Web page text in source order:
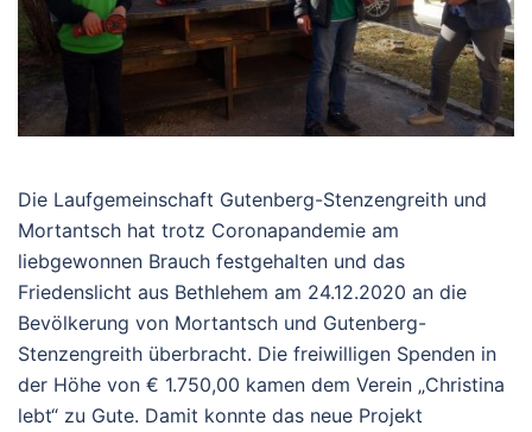
Die Laufgemeinschaft Gutenberg-Stenzengreith und
Mortantsch hat trotz Coronapandemie am
liebgewonnen Brauch festgehalten und das
Friedenslicht aus Bethlehem am 24.12.2020 an die
Bevölkerung von Mortantsch und Gutenberg-
Stenzengreith überbracht. Die freiwilligen Spenden in
der Höhe von € 1.750,00 kamen dem Verein „Christina
lebt“ zu Gute. Damit konnte das neue Projekt